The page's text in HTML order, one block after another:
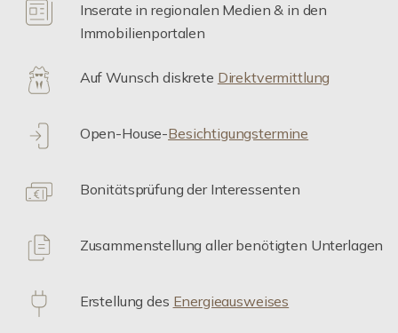
Inserate in regionalen Medien & in den
Immobilienportalen
Auf Wunsch diskrete Direktvermittlung
Open-House-Besichtigungstermine
Bonitätsprüfung der Interessenten
Zusammenstellung aller benötigten Unterlagen
Erstellung des Energieausweises